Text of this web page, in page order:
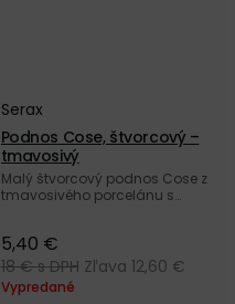
Serax
Podnos Cose, štvorcový –
tmavosivý
Malý štvorcový podnos Cose z
tmavosivého porcelánu s
5,40 €
18 €s DPH Zľava 12,60 €
Vypredané